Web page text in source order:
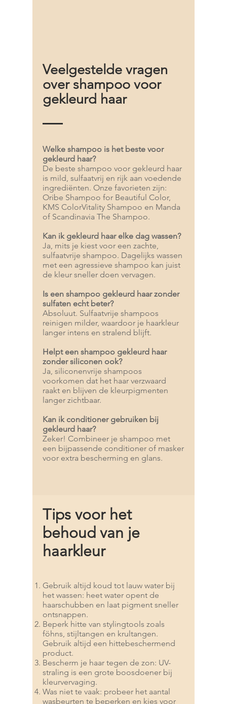
Veelgestelde vragen
over shampoo voor
gekleurd haar
Welke shampoo is het beste voor
gekleurd haar?
De beste shampoo voor gekleurd haar
is mild, sulfaatvrij en rijk aan voedende
ingrediënten. Onze favorieten zijn:
Oribe Shampoo for Beautiful Color,
KMS ColorVitality Shampoo en Manda
of Scandinavia The Shampoo.
Kan ik gekleurd haar elke dag wassen?
Ja, mits je kiest voor een zachte,
sulfaatvrije shampoo. Dagelijks wassen
met een agressieve shampoo kan juist
de kleur sneller doen vervagen.
Is een shampoo gekleurd haar zonder
sulfaten echt beter?
Absoluut. Sulfaatvrije shampoos
reinigen milder, waardoor je haarkleur
langer intens en stralend blijft.
Helpt een shampoo gekleurd haar
zonder siliconen ook?
Ja, siliconenvrije shampoos
voorkomen dat het haar verzwaard
raakt en blijven de kleurpigmenten
langer zichtbaar.
Kan ik conditioner gebruiken bij
gekleurd haar?
Zeker! Combineer je shampoo met
een bijpassende conditioner of masker
voor extra bescherming en glans.
Tips voor het
behoud van je
haarkleur
Gebruik altijd koud tot lauw water bij
het wassen: heet water opent de
haarschubben en laat pigment sneller
ontsnappen.
Beperk hitte van stylingtools zoals
föhns, stijltangen en krultangen.
Gebruik altijd een hittebeschermend
product.
Bescherm je haar tegen de zon: UV-
straling is een grote boosdoener bij
kleurvervaging.
Was niet te vaak: probeer het aantal
wasbeurten te beperken en kies voor